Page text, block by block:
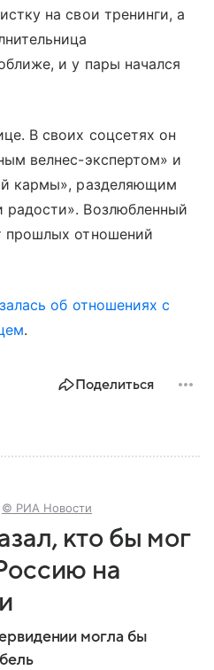
на свои тренинги, а
и у пары начался
В своих соцсетях он
велнес-экспертом» и
кармы», разделяющим
Возлюбленный
отношений
об отношениях с
.
Поделиться
© РИА Новости
кто бы мог
на
могла бы